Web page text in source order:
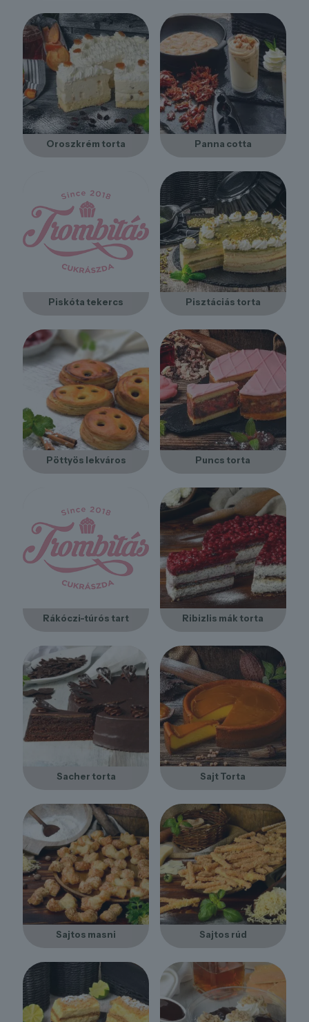
Oroszkrém torta Panna cotta
Piskóta tekercs Pisztáciás torta
Pöttyös lekváros Puncs torta
Rákóczi-túrós tart Ribizlis mák torta
Sacher torta Sajt Torta
Sajtos masni Sajtos rúd